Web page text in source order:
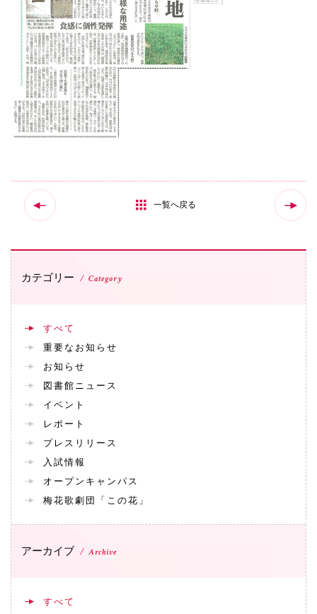
交通アクセス
代表
072-643-6221
入試広報部
072-643-6566
お問い合わせ
BCCS
一覧へ戻る
カテゴリー Category
すべて
重要なお知らせ
お知らせ
図書館ニュース
イベント
レポート
プレスリリース
入試情報
オープンキャンパス
梅花歌劇団「この花」
アーカイブ Archive
すべて